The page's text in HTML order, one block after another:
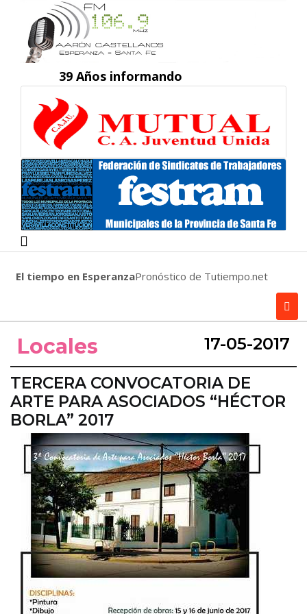
39 Años informando
El tiempo en EsperanzaPronóstico de Tutiempo.net
Locales 17-05-2017
TERCERA CONVOCATORIA DE
ARTE PARA ASOCIADOS “HÉCTOR
BORLA” 2017